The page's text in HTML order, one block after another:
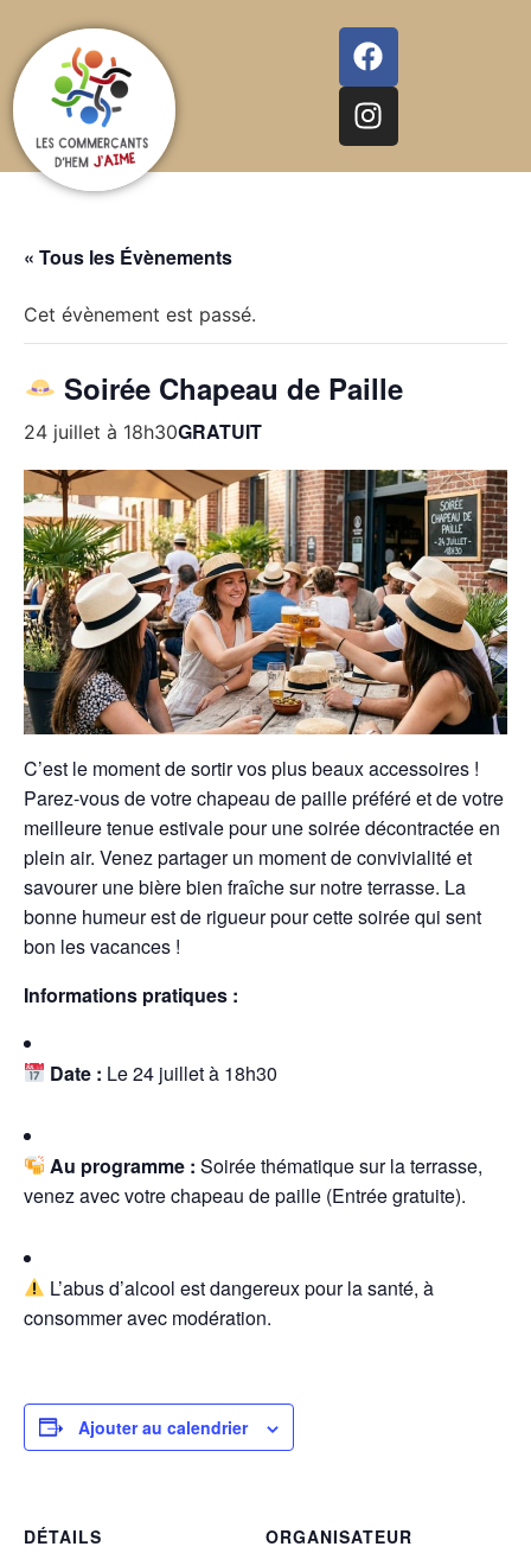
« Tous les Évènements
Cet évènement est passé.
Soirée Chapeau de Paille
24 juillet à 18h30GRATUIT
C’est le moment de sortir vos plus beaux accessoires !
Parez-vous de votre chapeau de paille préféré et de votre
meilleure tenue estivale pour une soirée décontractée en
plein air. Venez partager un moment de convivialité et
savourer une bière bien fraîche sur notre terrasse. La
bonne humeur est de rigueur pour cette soirée qui sent
bon les vacances !
Informations pratiques :
Date : Le 24 juillet à 18h30
Au programme : Soirée thématique sur la terrasse,
venez avec votre chapeau de paille (Entrée gratuite).
L’abus d’alcool est dangereux pour la santé, à
consommer avec modération.
Ajouter au calendrier
DÉTAILS
ORGANISATEUR